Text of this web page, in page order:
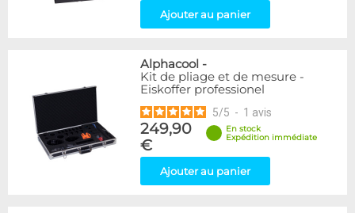
Ajouter au panier
Alphacool -
Kit de pliage et de mesure -
Eiskoffer professionel
5/5 - 1 avis
249,90
€
En stock
Expédition immédiate
Ajouter au panier